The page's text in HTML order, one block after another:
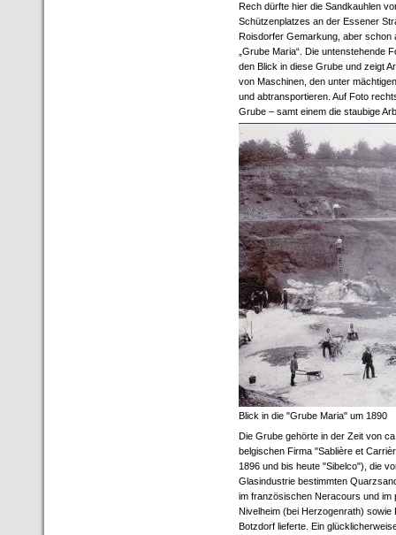
Rech dürfte hier die Sandkauhlen
Schützenplatzes an der Essener
Roisdorfer Gemarkung, aber schon
„Grube Maria“. Die untenstehende
den Blick in diese Grube und zeigt
von Maschinen, den unter
und abtransportieren. Auf Foto
Grube – samt einem die staubige
Blick in die "Grube Maria" um 1890
Die Grube gehörte in der Zeit von
belgischen Firma "Sablière et
1896 und bis heute "Sibelco"), die
Glasindustrie bestimmten
im französischen Neracours und im
Nivelheim (bei Herzogenrath) sowie
Botzdorf lieferte. Ein